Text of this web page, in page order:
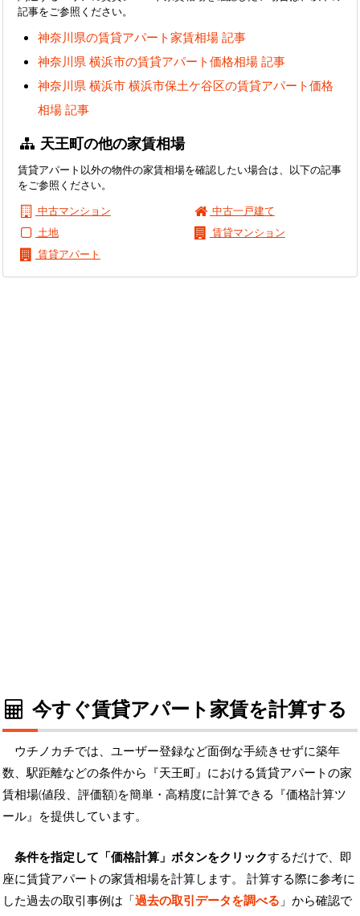
記事をご参照ください。
神奈川県の賃貸アパート家賃相場 記事
神奈川県 横浜市の賃貸アパート価格相場 記事
神奈川県 横浜市 横浜市保土ケ谷区の賃貸アパート価格
相場 記事
天王町の他の家賃相場
賃貸アパート以外の物件の家賃相場を確認したい場合は、以下の記事
をご参照ください。
中古マンション
中古一戸建て
土地
賃貸マンション
賃貸アパート
今すぐ賃貸アパート家賃を計算する
ウチノカチでは、ユーザー登録など面倒な手続きせずに築年
数、駅距離などの条件から『天王町』における賃貸アパートの家
賃相場(値段、評価額)を簡単・高精度に計算できる『価格計算ツ
ール』を提供しています。
条件を指定して「価格計算」ボタンをクリックするだけで、即
座に賃貸アパートの家賃相場を計算します。 計算する際に参考に
した過去の取引事例は「過去の取引データを調べる 」から確認で